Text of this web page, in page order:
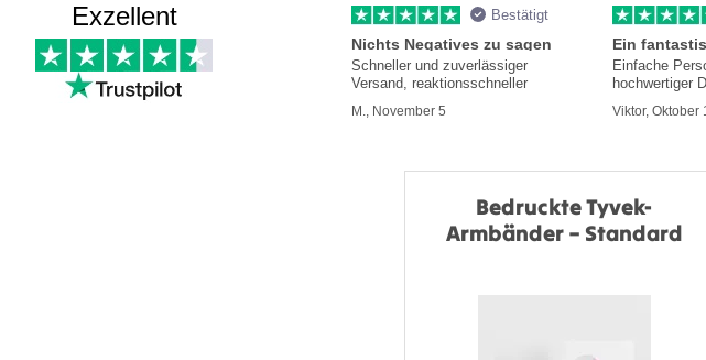
Exzellent Bestätigt
Nichts Negatives zu sagen
Schneller und zuverlässiger
Versand, reaktionsschneller
M., November 5
Ein
Einfache
hochwertiger
Viktor, Oktober
Bedruckte Tyvek-
Armbänder – Standard